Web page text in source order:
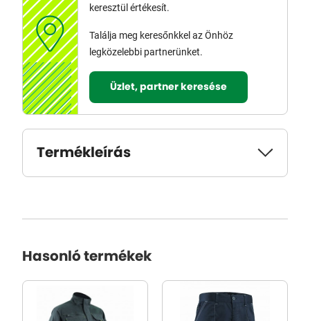
keresztül értékesít.
Találja meg keresőnkkel az Önhöz
legközelebbi partnerünket.
Üzlet, partner keresése
Termékleírás
Hasonló termékek